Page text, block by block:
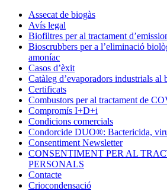
Condorchem
Enviro
Solutions
Assecat de biogàs
Avís legal
Biofiltres per al tractament
Bioscrubbers per a l’eliminació
amoníac
Casos d’èxit
Catàleg d’evaporadors industrials al
Certificats
Combustors per al tractament de
Compromís I+D+i
Condicions comercials
Condorcide DUO®: Bactericida,
Consentiment Newsletter
CONSENTIMENT PER AL
PERSONALS
Contacte
Criocondensació